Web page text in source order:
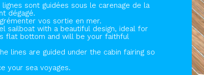
sont guidées sous le carenage de la
dégagé.
vos sortie en mer.
sailboat with a beautiful design, ideal for
flat bottom and will be your faithful
lines are guided under the cabin fairing so
your sea voyages.